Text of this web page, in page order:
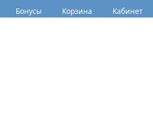
Бонусы
Корзина
Кабинет